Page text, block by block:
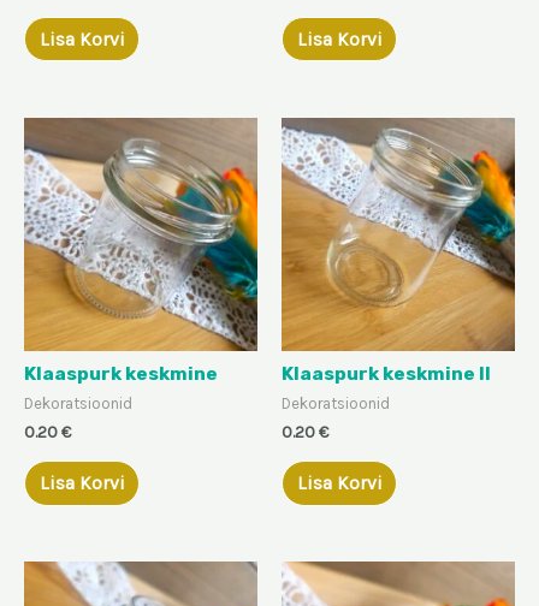
Lisa Korvi Lisa Korvi
Klaaspurk keskmine
Dekoratsioonid
0.20€
Lisa Korvi
Klaaspurk keskmine II
Dekoratsioonid
0.20€
Lisa Korvi